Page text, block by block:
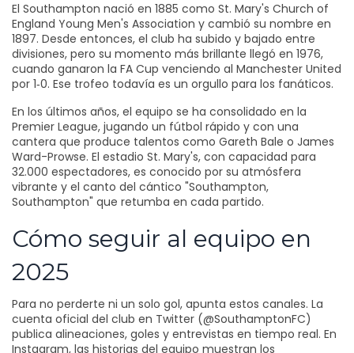
El Southampton nació en 1885 como St. Mary's Church of
England Young Men's Association y cambió su nombre en
1897. Desde entonces, el club ha subido y bajado entre
divisiones, pero su momento más brillante llegó en 1976,
cuando ganaron la FA Cup venciendo al Manchester United
por 1‑0. Ese trofeo todavía es un orgullo para los fanáticos.
En los últimos años, el equipo se ha consolidado en la
Premier League, jugando un fútbol rápido y con una
cantera que produce talentos como Gareth Bale o James
Ward-Prowse. El estadio St. Mary's, con capacidad para
32.000 espectadores, es conocido por su atmósfera
vibrante y el canto del cántico "Southampton,
Southampton" que retumba en cada partido.
Cómo seguir al equipo en
2025
Para no perderte ni un solo gol, apunta estos canales. La
cuenta oficial del club en Twitter (@SouthamptonFC)
publica alineaciones, goles y entrevistas en tiempo real. En
Instagram, las historias del equipo muestran los